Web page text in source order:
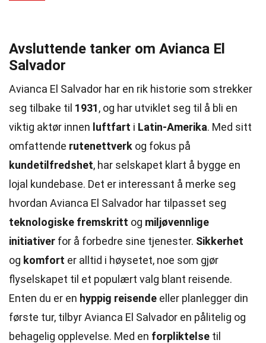
Avsluttende tanker om Avianca El
Salvador
Avianca El Salvador har en rik historie som strekker
seg tilbake til 1931, og har utviklet seg til å bli en
viktig aktør innen luftfart i Latin-Amerika. Med sitt
omfattende rutenettverk og fokus på
kundetilfredshet, har selskapet klart å bygge en
lojal kundebase. Det er interessant å merke seg
hvordan Avianca El Salvador har tilpasset seg
teknologiske fremskritt og miljøvennlige
initiativer for å forbedre sine tjenester. Sikkerhet
og komfort er alltid i høysetet, noe som gjør
flyselskapet til et populært valg blant reisende.
Enten du er en hyppig reisende eller planlegger din
første tur, tilbyr Avianca El Salvador en pålitelig og
behagelig opplevelse. Med en forpliktelse til